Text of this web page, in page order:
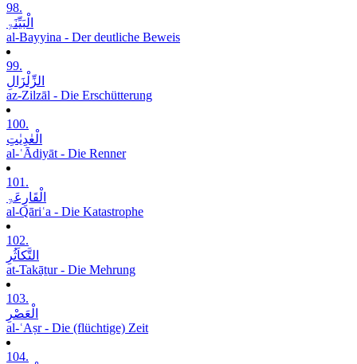
98.
الْبَیِّنَۃِ
al-Bayyina - Der deutliche Beweis
99.
الزِّلْزَالِ
az-Zilzāl - Die Erschütterung
100.
الْعٰدِیٰتِ
al-ʿĀdiyāt - Die Renner
101.
الْقَارِعَۃِ
al-Qāriʿa - Die Katastrophe
102.
التَّکاَثُرِ
at-Takāṯur - Die Mehrung
103.
الْعَصْرِ
al-ʿAṣr - Die (flüchtige) Zeit
104.